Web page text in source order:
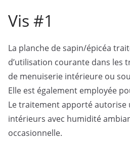
Vis #1
La planche de sapin/épicéa
d’utilisation courante dans les
de menuiserie intérieure ou
Elle est également employée
Le traitement apporté autorise
intérieurs avec humidité
occasionnelle.